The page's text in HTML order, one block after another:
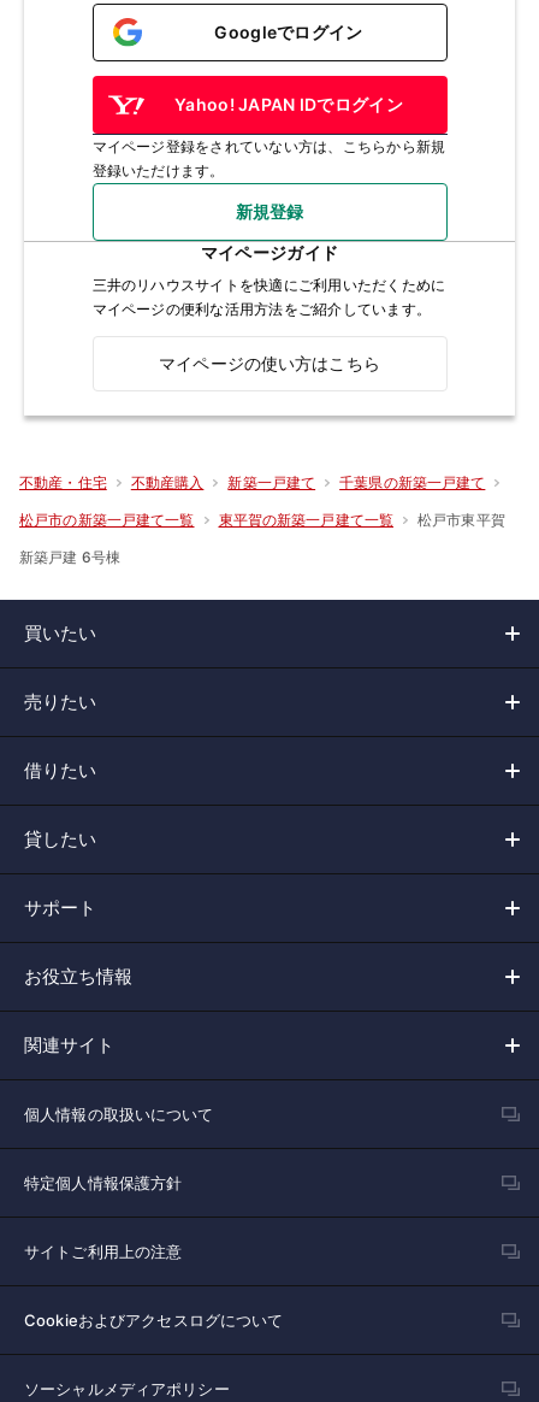
Googleでログイン
Yahoo! JAPAN IDでログイン
マイページ登録をされていない方は、こちらから新規
登録いただけます。
新規登録
マイページガイド
三井のリハウスサイトを快適にご利用いただくために
マイページの便利な活用方法をご紹介しています。
マイページの使い方はこちら
不動産・住宅 不動産購入 新築一戸建て 千葉県の新築一戸建て
松戸市の新築一戸建て一覧 東平賀の新築一戸建て一覧 松戸市東平賀
新築戸建 6号棟
買いたい
売りたい
借りたい
貸したい
サポート
お役立ち情報
関連サイト
個人情報の取扱いについて
特定個人情報保護方針
サイトご利用上の注意
Cookieおよびアクセスログについて
ソーシャルメディアポリシー